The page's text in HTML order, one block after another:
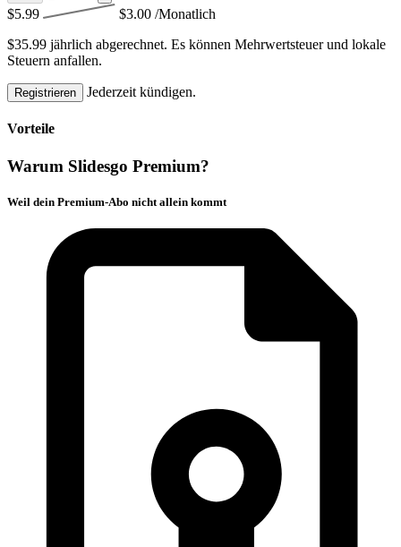
$5.99 $3.00 /Monatlich
$35.99 jährlich abgerechnet. Es können Mehrwertsteuer und lokale
Steuern anfallen.
Registrieren Jederzeit kündigen.
Vorteile
Warum Slidesgo Premium?
Weil dein Premium-Abo nicht allein kommt